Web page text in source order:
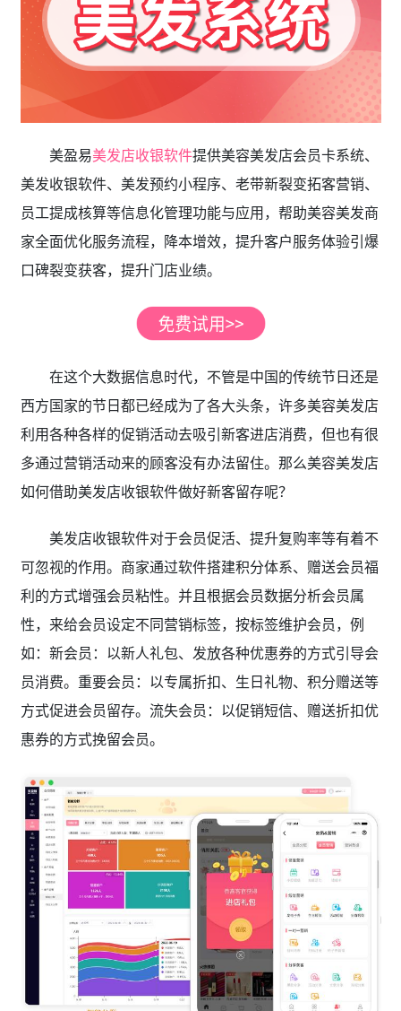
美盈易美发店收银软件提供美容美发店会员卡系统、
美发收银软件、美发预约小程序、老带新裂变拓客营销、
员工提成核算等信息化管理功能与应用，帮助美容美发商
家全面优化服务流程，降本增效，提升客户服务体验引爆
口碑裂变获客，提升门店业绩。
在这个大数据信息时代，不管是中国的传统节日还是
西方国家的节日都已经成为了各大头条，许多美容美发店
利用各种各样的促销活动去吸引新客进店消费，但也有很
多通过营销活动来的顾客没有办法留住。那么美容美发店
如何借助美发店收银软件做好新客留存呢？
美发店收银软件对于会员促活、提升复购率等有着不
可忽视的作用。商家通过软件搭建积分体系、赠送会员福
利的方式增强会员粘性。并且根据会员数据分析会员属
性，来给会员设定不同营销标签，按标签维护会员，例
如：新会员：以新人礼包、发放各种优惠券的方式引导会
员消费。重要会员：以专属折扣、生日礼物、积分赠送等
方式促进会员留存。流失会员：以促销短信、赠送折扣优
惠券的方式挽留会员。